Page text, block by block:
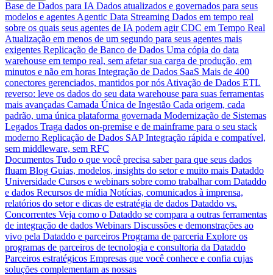
Base de Dados para IA Dados atualizados e governados para seus
modelos e agentes Agentic Data Streaming Dados em tempo real
sobre os quais seus agentes de IA podem agir CDC em Tempo Real
Atualização em menos de um segundo para seus agentes mais
exigentes Replicação de Banco de Dados Uma cópia do data
warehouse em tempo real, sem afetar sua carga de produção, em
minutos e não em horas Integração de Dados SaaS Mais de 400
conectores gerenciados, mantidos por nós Ativação de Dados ETL
reverso: leve os dados do seu data warehouse para suas ferramentas
mais avançadas Camada Única de Ingestão Cada origem, cada
padrão, uma única plataforma governada Modernização de Sistemas
Legados Traga dados on-premise e de mainframe para o seu stack
moderno Replicação de Dados SAP Integração rápida e compatível,
sem middleware, sem RFC
Documentos Tudo o que você precisa saber para que seus dados
fluam Blog Guias, modelos, insights do setor e muito mais Dataddo
Universidade Cursos e webinars sobre como trabalhar com Dataddo
e dados Recursos de mídia Notícias, comunicados à imprensa,
relatórios do setor e dicas de estratégia de dados Dataddo vs.
Concorrentes Veja como o Dataddo se compara a outras ferramentas
de integração de dados Webinars Discussões e demonstrações ao
vivo pela Dataddo e parceiros Programa de parceria Explore os
programas de parceiros de tecnologia e consultoria da Dataddo
Parceiros estratégicos Empresas que você conhece e confia cujas
soluções complementam as nossas